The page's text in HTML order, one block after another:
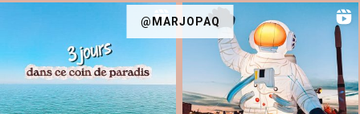
@MARJOPAQ